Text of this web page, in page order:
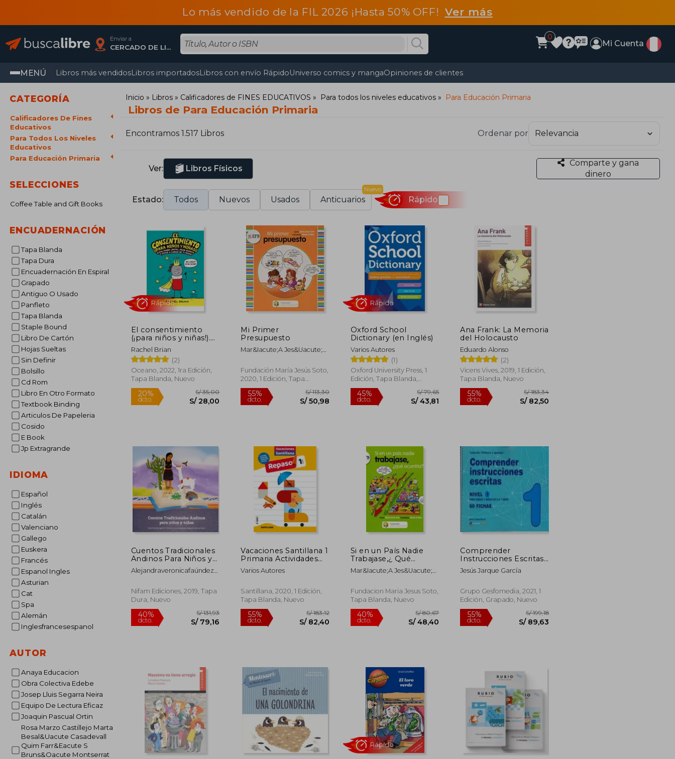
Lo más vendido de la FIL 2026 ¡Hasta 50% OFF! Ver más
Enviar a
CERCADO DE LIMA, Lima
0
Mi Cuenta
MENÚ Libros más vendidosLibros importadosLibros con envío RápidoUniverso comics y mangaOpiniones de clientes
CATEGORÍA
Calificadores De Fines
Educativos
Para Todos Los Niveles
Educativos
Para Educación Primaria
SELECCIONES
Coffee Table and Gift Books
ENCUADERNACIÓN
Tapa Blanda
Tapa Dura
Encuadernación En Espiral
Grapado
Antiguo O Usado
Panfleto
Tapa Blanda
Staple Bound
Libro De Cartón
Hojas Sueltas
Sin Definir
Bolsillo
Cd Rom
Libro En Otro Formato
Textbook Binding
Articulos De Papeleria
Cosido
E Book
Jp Extragrande
IDIOMA
Español
Inglés
Catalán
Valenciano
Gallego
Euskera
Francés
Espanol Ingles
Asturian
Cat
Spa
Alemán
Inglesfrancesespanol
AUTOR
Anaya Educacion
Obra Colectiva Edebe
Josep Lluis Segarra Neira
Equipo De Lectura Eficaz
Joaquin Pascual Ortin
Rosa Marzo Castillejo Marta
Besal&Uacute Casadevall
Quim Farr&Eacute S
Bruns&Oacute Montserrat
Inicio Libros Calificadores de FINES EDUCATIVOS Para todos los niveles educativos Para Educación Primaria
Libros de Para Educación Primaria
Encontramos 1.517 Libros Ordenar por
Ver: Libros Físicos
Comparte y gana
dinero
Estado: Todos Nuevos Usados Anticuarios
Nuevo
Rápido
El consentimiento
(¡para niños y niñas!).
Cómo poner límites,
pedir respeto y estar a
cargo de ti mismo
Rachel Brian
(2)
Oceano, 2022, 1ra Edición,
Tapa Blanda, Nuevo
S/ 28,00
Rápido
Mi Primer
Presupuesto
Mar&Iacute;A Jes&Uacute;S
Fundación María Jesús Soto,
2020, 1 Edición, Tapa
Blanda, Nuevo
Oxford School
Dictionary (en Inglés)
Varios Autores
(1)
Oxford University Press, 1
Edición, Tapa Blanda,
Nuevo
S/ 43,81
Rápido
Ana Frank: La Memoria
del Holocausto
Eduardo Alonso
(2)
Vicens Vives, 2019, 1 Edición,
Tapa Blanda, Nuevo
Cuentos Tradicionales
Andinos Para Niños y
Niñas
Alejandraveronicafaúndez
Nifam Ediciones, 2019, Tapa
Dura, Nuevo
40%
dcto.
S/ 131,93
Vacaciones Santillana 1
Primaria Actividades
de Repaso Para el
Verano
Varios Autores
Santillana, 2020, 1 Edición,
Tapa Blanda, Nuevo
55%
dcto. S/ 82,40
Si en un País Nadie
Trabajase,¿ Qué
Ocurriría?
Mar&Iacute;A Jes&Uacute;S
Fundacion Maria Jesus Soto,
Tapa Blanda, Nuevo
40%
dcto. S/ 48,40
Comprender
Instrucciones Escritas
- Nivel 1
Jesús Jarque García
Grupo Gesfomedia, 2021, 1
Edición, Grapado, Nuevo
dcto.